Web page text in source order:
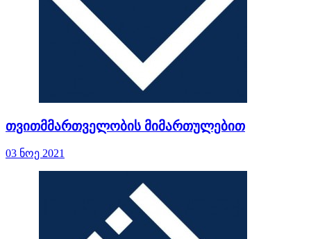
თვითმმართველობის მიმართულებით
03 ნოე 2021